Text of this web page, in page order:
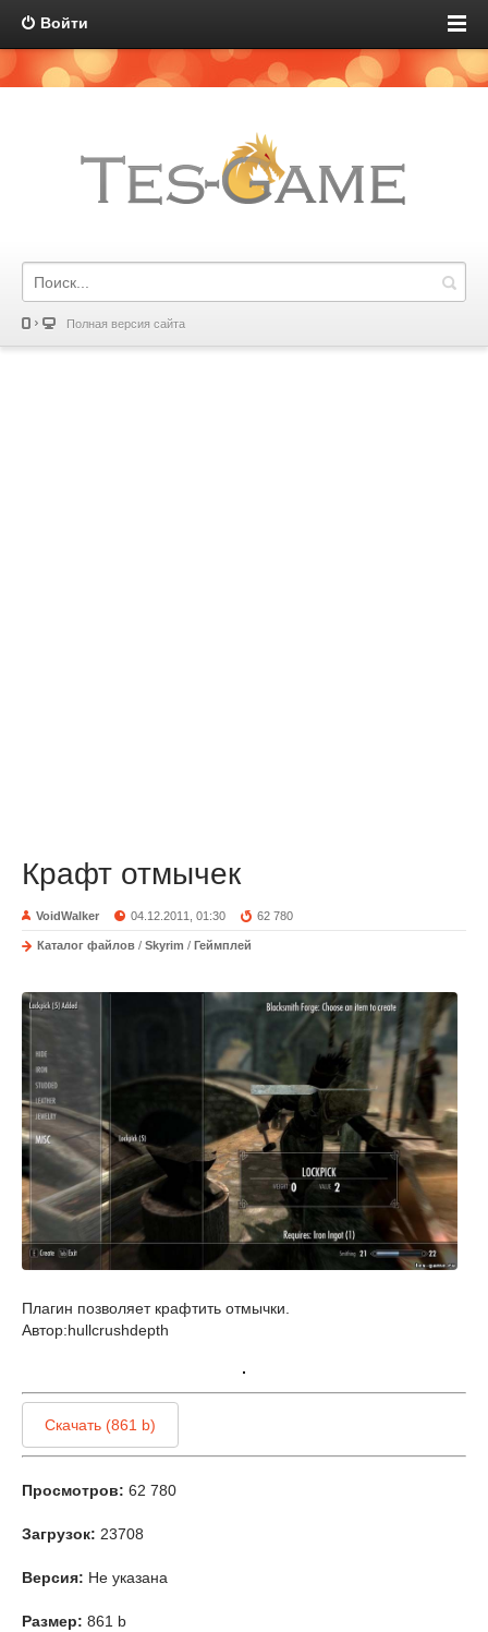
Войти
Полная версия сайта
Крафт отмычек
VoidWalker 04.12.2011, 01:30 62 780
Каталог файлов / Skyrim / Геймплей
Плагин позволяет крафтить отмычки.
Автор:hullcrushdepth
Скачать (861 b)
Просмотров: 62 780
Загрузок: 23708
Версия: Не указана
Размер: 861 b